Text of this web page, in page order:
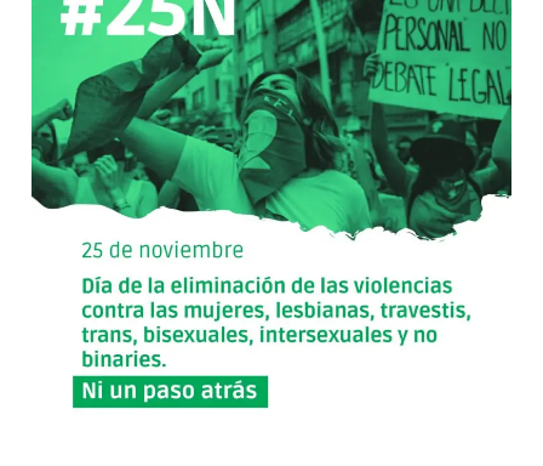
de
la
eliminación
de
violencias
contra
mujeres,